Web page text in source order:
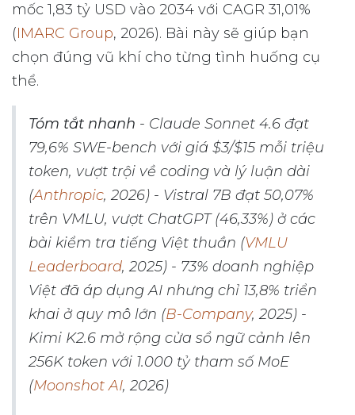
mốc 1,83 tỷ USD vào 2034 với CAGR 31,01%
(IMARC Group, 2026). Bài này sẽ giúp bạn
chọn đúng vũ khí cho từng tình huống cụ
thể.
Tóm tắt nhanh - Claude Sonnet 4.6 đạt
79,6% SWE-bench với giá $3/$15 mỗi triệu
token, vượt trội về coding và lý luận dài
(Anthropic, 2026) - Vistral 7B đạt 50,07%
trên VMLU, vượt ChatGPT (46,33%) ở các
bài kiểm tra tiếng Việt thuần (VMLU
Leaderboard, 2025) - 73% doanh nghiệp
Việt đã áp dụng AI nhưng chỉ 13,8% triển
khai ở quy mô lớn (B-Company, 2025) -
Kimi K2.6 mở rộng cửa sổ ngữ cảnh lên
256K token với 1.000 tỷ tham số MoE
(Moonshot AI, 2026)